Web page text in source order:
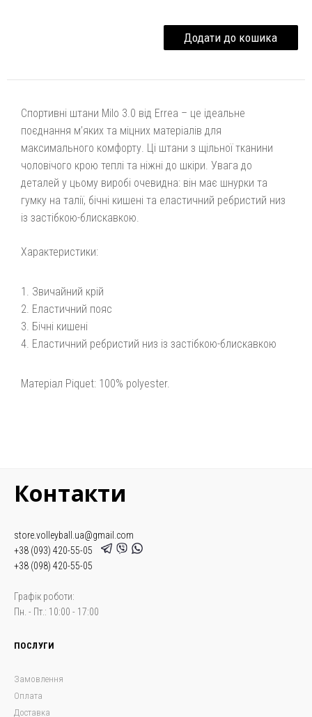
Спортивні штани Milo 3.0 від Errea – це ідеальне
поєднання м’яких та міцних матеріалів для
максимального комфорту. Ці штани з щільної тканини
чоловічого крою теплі та ніжні до шкіри. Увага до
деталей у цьому виробі очевидна: він має шнурки та
гумку на талії, бічні кишені та еластичний ребристий низ
із застібкою-блискавкою.
Характеристики:
Звичайний крій
Еластичний пояс
Бічні кишені
Еластичний ребристий низ із застібкою-блискавкою
Матеріал Piquet: 100% polyester.
Контакти
store.volleyball.ua@gmail.com
+38 (093) 420-55-05
+38 (098) 420-55-05
Графік роботи:
Пн. - Пт.: 10:00 - 17:00
ПОСЛУГИ
Замовлення
Оплата
Доставка